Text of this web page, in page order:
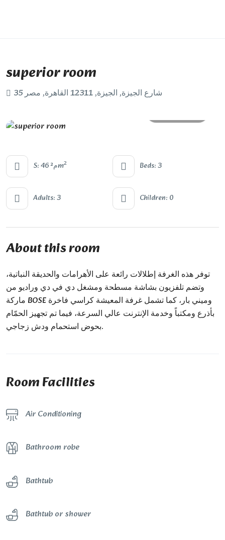
superior room
35 شارع الجيزة, الجيزة, 12311 القاهرة, مصر
S: 46 م²m2 Beds: 3
Adults: 3 Children: 0
About this room
توفر هذه الغرفة إطلالات رائعة على الأهرامات والحديقة النباتية،
وتضم تلفزيون بشاشة مسطحة ومشغل دي في دي وراديو من
ماركة BOSE وميني بار، كما تشمل غرفة المعيشة كراسي فاخرة
بأذرع ومكتباً وخدمة الإنترنت عالي السرعة، فيما تم تجهيز الحمّام
بحوض استحمام ودش زجاجي.
Room Facilities
Air Conditioning
Bathroom robe
Bathtub
Bathtub or shower